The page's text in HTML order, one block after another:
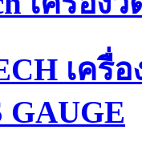
เครื่
GAUGE